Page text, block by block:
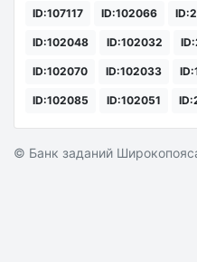
ID:107117 ID:102066
ID:102048 ID:102032
ID:102070 ID:102033
ID:102085 ID:102051
© Банк заданий